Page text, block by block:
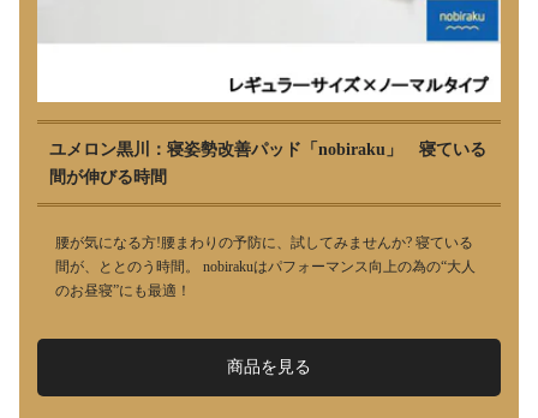
ユメロン黒川：寝姿勢改善パッド「nobiraku」 寝ている
間が伸びる時間
腰が気になる方!腰まわりの予防に、試してみませんか? 寝ている
間が、ととのう時間。 nobirakuはパフォーマンス向上の為の“大人
のお昼寝”にも最適！
商品を見る